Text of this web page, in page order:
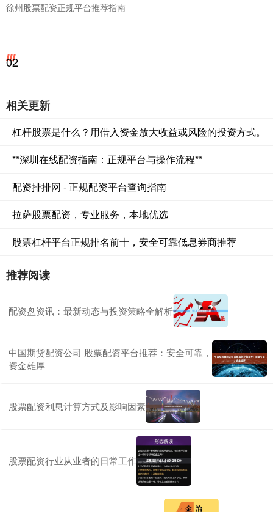
徐州股票配资正规平台推荐指南
02
相关更新
杠杆股票是什么？用借入资金放大收益或风险的投资方式。
**深圳在线配资指南：正规平台与操作流程**
配资排排网 - 正规配资平台查询指南
拉萨股票配资，专业服务，本地优选
股票杠杆平台正规排名前十，安全可靠低息券商推荐
推荐阅读
配资盘资讯：最新动态与投资策略全解析
中国期货配资公司 股票配资平台推荐：安全可靠，
资金雄厚
股票配资利息计算方式及影响因素
股票配资行业从业者的日常工作